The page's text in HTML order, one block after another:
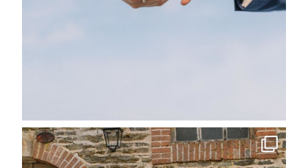
Professionnels